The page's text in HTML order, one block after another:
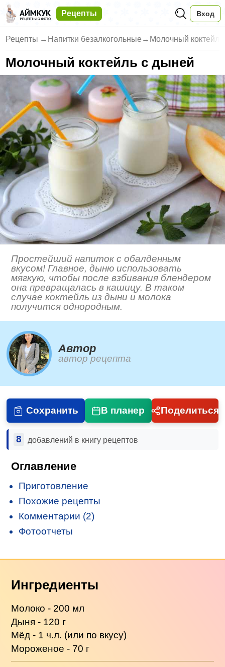
Рецепты Вход
Рецепты → Напитки безалкогольные → Молочный
Молочный коктейль с дыней
Простейший напиток с обалденным
вкусом! Главное, дыню использовать
мягкую, чтобы после взбивания блендером
она превращалась в кашицу. В таком
случае коктейль из дыни и молока
получится однородным.
Автор
автор рецепта
Сохранить В планер Поделиться
8 добавлений в книгу рецептов
Оглавление
Приготовление
Похожие рецепты
Комментарии (2)
Фотоотчеты
Ингредиенты
Молоко - 200 мл
Дыня - 120 г
Мёд - 1 ч.л. (или по вкусу)
Мороженое - 70 г